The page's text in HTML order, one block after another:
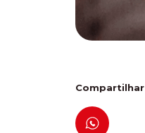
Compartilhar